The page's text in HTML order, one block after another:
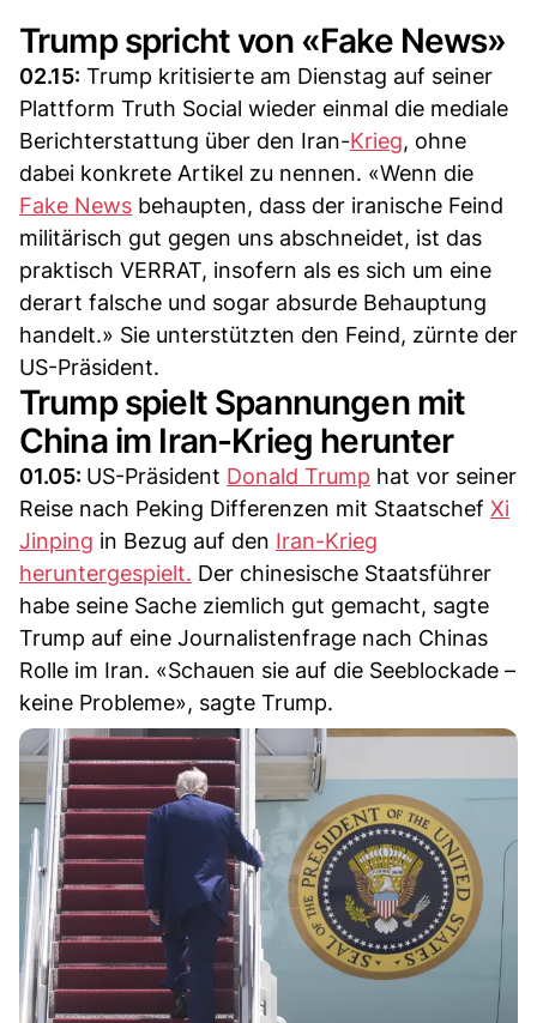
Trump spricht von «Fake News»
02.15: Trump kritisierte am Dienstag auf seiner
Plattform Truth Social wieder einmal die mediale
Berichterstattung über den Iran-Krieg, ohne
dabei konkrete Artikel zu nennen. «Wenn die
Fake News behaupten, dass der iranische Feind
militärisch gut gegen uns abschneidet, ist das
praktisch VERRAT, insofern als es sich um eine
derart falsche und sogar absurde Behauptung
handelt.» Sie unterstützten den Feind, zürnte der
US-Präsident.
Trump spielt Spannungen mit
China im Iran-Krieg herunter
01.05: US-Präsident Donald Trump hat vor seiner
Reise nach Peking Differenzen mit Staatschef Xi
Jinping in Bezug auf den Iran-Krieg
heruntergespielt. Der chinesische Staatsführer
habe seine Sache ziemlich gut gemacht, sagte
Trump auf eine Journalistenfrage nach Chinas
Rolle im Iran. «Schauen sie auf die Seeblockade –
keine Probleme», sagte Trump.